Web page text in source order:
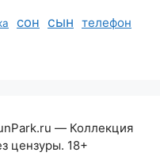
сон сын телефон
— Коллекция
цензуры. 18+